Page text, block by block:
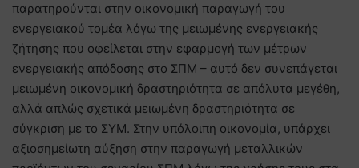
παρατηρούνται στην οικονομική παραγωγή του
ενεργειακού τομέα λόγω της μειωμένης ενεργειακής
ζήτησης που οφείλεται στην εφαρμογή των μέτρων
ενεργειακής απόδοσης στο ΣΠΜ – αυτό δεν συνεπάγεται
μειωμένη οικονομική δραστηριότητα σε απόλυτα μεγέθη,
αλλά απλώς σχετικά μειωμένη δραστηριότητα σε
σύγκριση με το ΣΥΜ. Στην υπόλοιπη οικονομία, υπάρχει
αξιοσημείωτη αύξηση στην παραγωγή μεταλλικών